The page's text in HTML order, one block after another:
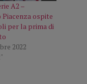
A2 –
Piacenza ospite
per la prima di
2022